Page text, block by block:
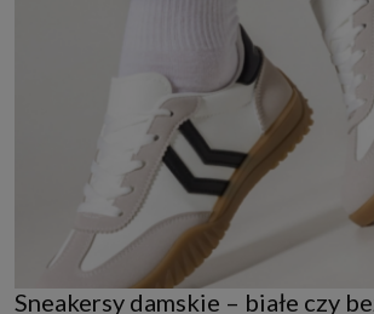
Sneakersy damskie – białe czy